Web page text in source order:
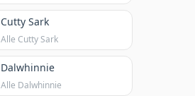
Cutty Sark
Alle Cutty Sark
Dalwhinnie
Alle Dalwhinnie